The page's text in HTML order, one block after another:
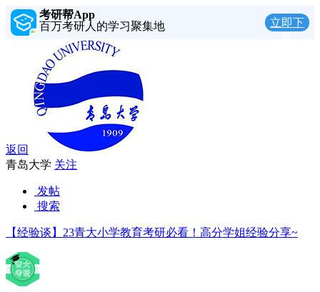
考研帮App
百万考研人的学习聚集地
立即下
返回
青岛大学 关注
发帖
搜索
【经验谈】23青大小学教育考研必看！高分学姐经验分享~